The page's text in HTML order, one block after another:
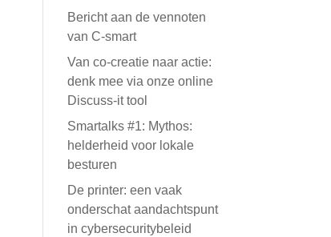
Bericht aan de vennoten
van C-smart
Van co-creatie naar actie:
denk mee via onze online
Discuss-it tool
Smartalks #1: Mythos:
helderheid voor lokale
besturen
De printer: een vaak
onderschat aandachtspunt
in cybersecuritybeleid